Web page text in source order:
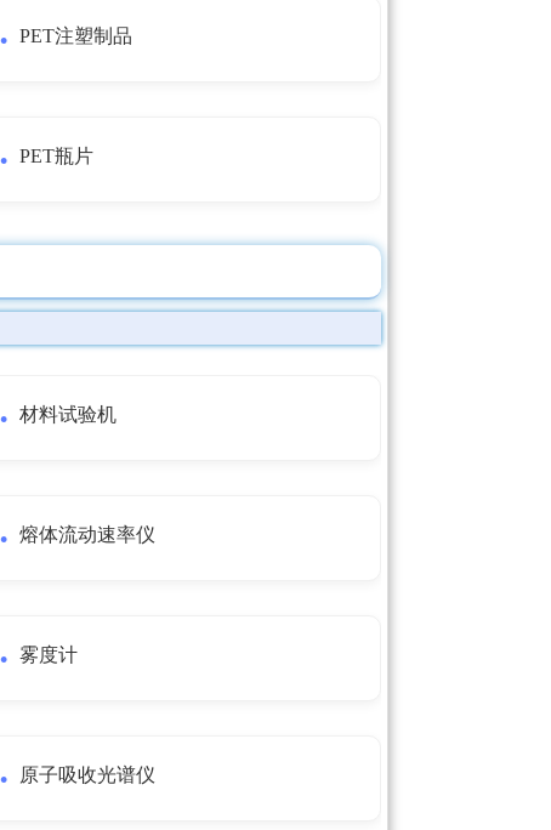
PET注塑制品
PET瓶片
材料试验机
熔体流动速率仪
雾度计
原子吸收光谱仪